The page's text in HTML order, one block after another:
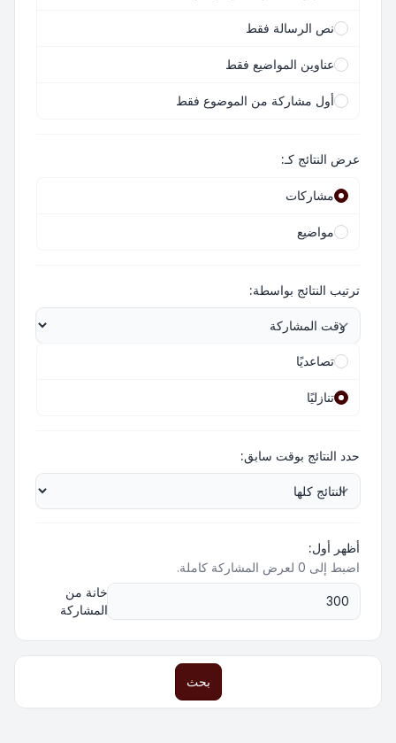
نص الرسالة فقط
عناوين المواضيع فقط
أول مشاركة من الموضوع فقط
عرض النتائج كـ:
مشاركات
مواضيع
ترتيب النتائج بواسطة:
تصاعديًا
تنازليًا
حدد النتائج بوقت سابق:
أظهر أول:
اضبط إلى 0 لعرض المشاركة كاملة.
خانة من
المشاركة
بحث